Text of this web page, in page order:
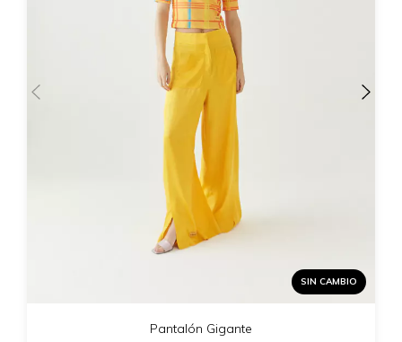
SIN CAMBIO
Pantalón Gigante